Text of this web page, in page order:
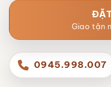
Giao tận
0945.998.007